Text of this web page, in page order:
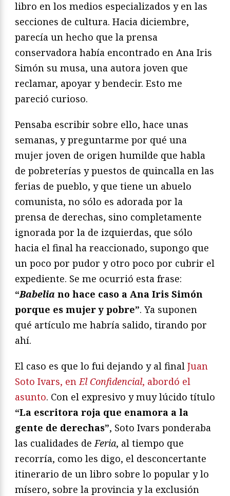
libro en los medios especializados y en las
secciones de cultura. Hacia diciembre,
parecía un hecho que la prensa
conservadora había encontrado en Ana Iris
Simón su musa, una autora joven que
reclamar, apoyar y bendecir. Esto me
pareció curioso.
Pensaba escribir sobre ello, hace unas
semanas, y preguntarme por qué una
mujer joven de origen humilde que habla
de pobreterías y puestos de quincalla en las
ferias de pueblo, y que tiene un abuelo
comunista, no sólo es adorada por la
prensa de derechas, sino completamente
ignorada por la de izquierdas, que sólo
hacia el final ha reaccionado, supongo que
un poco por pudor y otro poco por cubrir el
expediente. Se me ocurrió esta frase:
“Babelia no hace caso a Ana Iris Simón
porque es mujer y pobre”. Ya suponen
qué artículo me habría salido, tirando por
ahí.
El caso es que lo fui dejando y al final Juan
Soto Ivars, en El Confidencial, abordó el
asunto. Con el expresivo y muy lúcido título
“La escritora roja que enamora a la
gente de derechas”, Soto Ivars ponderaba
las cualidades de Feria, al tiempo que
recorría, como les digo, el desconcertante
itinerario de un libro sobre lo popular y lo
mísero, sobre la provincia y la exclusión